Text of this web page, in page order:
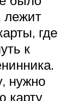
лежит
где
к
нужно
карту